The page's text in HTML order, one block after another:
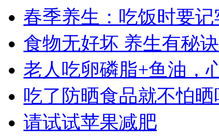
春季养生：吃饭时要
食物无好坏 养生有秘诀
老人吃卵磷脂+鱼油，
吃了防晒食品就不怕晒
请试试苹果减肥